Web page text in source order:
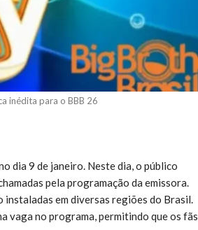
inédita para o BBB 26
dia 9 de janeiro. Neste dia, o público
pela programação da emissora.
instaladas em diversas regiões do Brasil.
vaga no programa, permitindo que os fãs